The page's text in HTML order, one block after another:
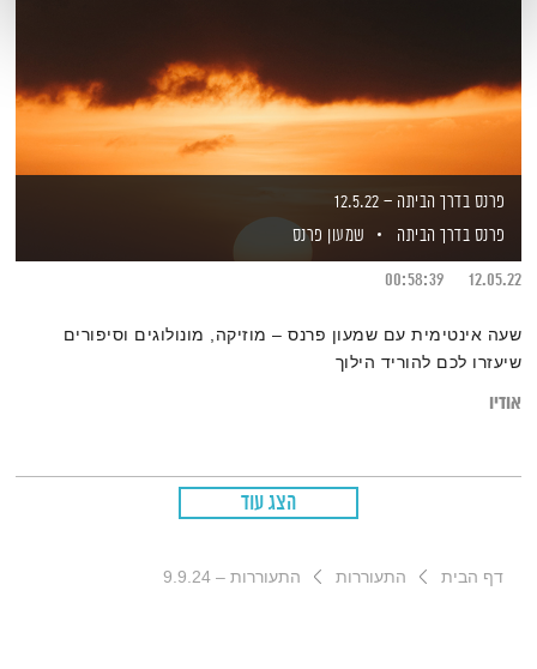
פרנס בדרך הביתה – 12.5.22
פרנס בדרך הביתה
שמעון פרנס
12.05.22
00:58:39
שעה אינטימית עם שמעון פרנס – מוזיקה, מונולוגים וסיפורים
שיעזרו לכם להוריד הילוך
אודיו
הצג עוד
דף הבית התעוררות התעוררות – 9.9.24